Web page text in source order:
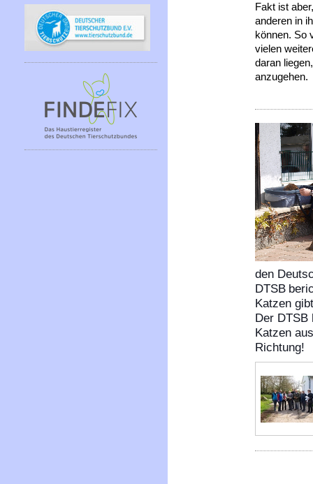
Fakt ist
anderen in
können. So
vielen
daran
anzugehen.
den
DTSB
Katzen
Der DTSB
Katzen
Richtung!